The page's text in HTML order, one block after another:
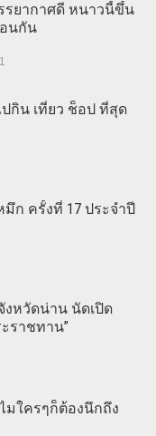
รยากาศดี หนาวนี้ขึ้น
นกัน
กิน เที่ยว ช็อป ที่สุด
ก ครั้งที่ 17 ประจำปี
งหวัดน่าน นัดเปิด
ราชทาน”
มใครๆก็ต้องนึกถึง